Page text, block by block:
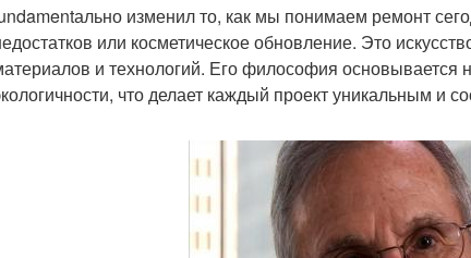
изменил то, как мы понимаем ремонт
или косметическое обновление. Это
и технологий. Его философия основывается
что делает каждый проект уникальным и